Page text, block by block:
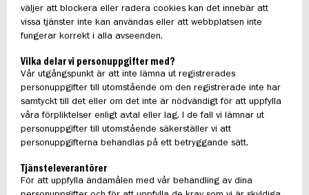
väljer att blockera eller radera cookies kan det innebär att
vissa tjänster inte kan användas eller att webbplatsen inte
fungerar korrekt i alla avseenden.
Vilka delar vi personuppgifter med?
Vår utgångspunkt är att inte lämna ut registrerades
personuppgifter till utomstående om den registrerade inte har
samtyckt till det eller om det inte är nödvändigt för att uppfylla
våra förpliktelser enligt avtal eller lag. I de fall vi lämnar ut
personuppgifter till utomstående säkerställer vi att
personuppgifterna behandlas på ett betryggande sätt.
Tjänsteleverantörer
För att uppfylla ändamålen med vår behandling av dina